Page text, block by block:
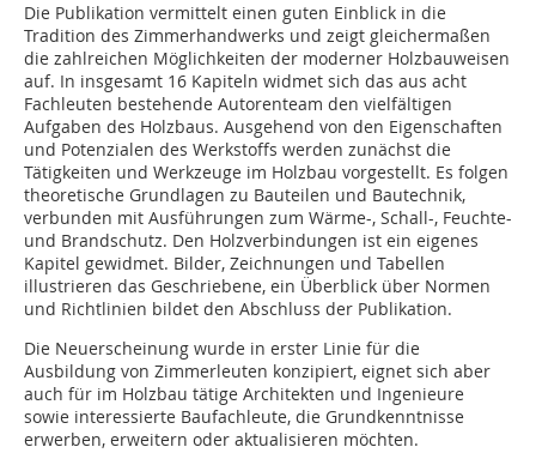
Die Publikation vermittelt einen guten Einblick in die
Tradition des Zimmerhandwerks und zeigt gleichermaßen
die zahlreichen Möglichkeiten der moderner Holzbauweisen
auf. In insgesamt 16 Kapiteln widmet sich das aus acht
Fachleuten bestehende Autorenteam den vielfältigen
Aufgaben des Holzbaus. Ausgehend von den Eigenschaften
und Potenzialen des Werkstoffs werden zunächst die
Tätigkeiten und Werkzeuge im Holzbau vorgestellt. Es folgen
theoretische Grundlagen zu Bauteilen und Bautechnik,
verbunden mit Ausführungen zum Wärme-, Schall-, Feuchte-
und Brandschutz. Den Holzverbindungen ist ein eigenes
Kapitel gewidmet. Bilder, Zeichnungen und Tabellen
illustrieren das Geschriebene, ein Überblick über Normen
und Richtlinien bildet den Abschluss der Publikation.
Die Neuerscheinung wurde in erster Linie für die
Ausbildung von Zimmerleuten konzipiert, eignet sich aber
auch für im Holzbau tätige Architekten und Ingenieure
sowie interessierte Baufachleute, die Grundkenntnisse
erwerben, erweitern oder aktualisieren möchten.